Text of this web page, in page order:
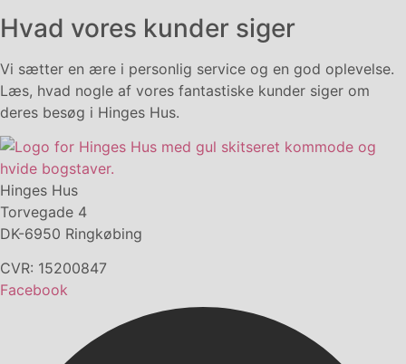
Hvad vores kunder siger
Vi sætter en ære i personlig service og en god oplevelse.
Læs, hvad nogle af vores fantastiske kunder siger om
deres besøg i Hinges Hus.
Hinges Hus
Torvegade 4
DK-6950 Ringkøbing
CVR: 15200847
Facebook